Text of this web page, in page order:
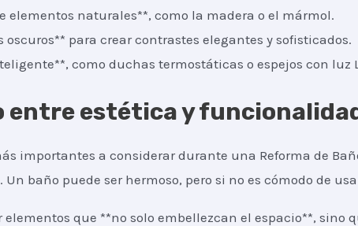
elementos naturales**, como la madera o el mármol.
oscuros** para crear contrastes elegantes y sofisticados.
como duchas termostáticas o espejos con luz
entre estética y
importantes a considerar durante una Reforma de
baño puede ser hermoso, pero si no es cómodo de
que **no solo embellezcan el espacio**, sino